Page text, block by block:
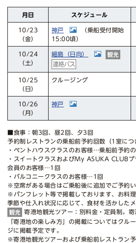
月日 スケジュール
10/23
（金）
神戸 （乗船受付開始
15:00頃）
10/24
（土）
細島（日向）
10/25
（日）
クルージング
10/26
（月）
神戸
■食事：朝3回、昼2回、夕3回
予約制レストランの乗船前予約回数（1室につ
・ペントハウスクラスのお客様…乗船前予約
・スイートクラスおよびMy ASUKA CLUBプ
会員のお客様…1回
・バルコニークラスのお客様…1回
※空席がある場合はご乗船後に追加でご予約い
※パンフレット等で掲載しております、お料理
季節や仕入れ状況に応じて、食材を活かした
寄港地観光ツアー：別料金・定員制。
「寄港地の楽しみ方」の掲載についてはクル
ジに掲載予定です。
※寄港地観光ツアーおよび乗船前レストラン